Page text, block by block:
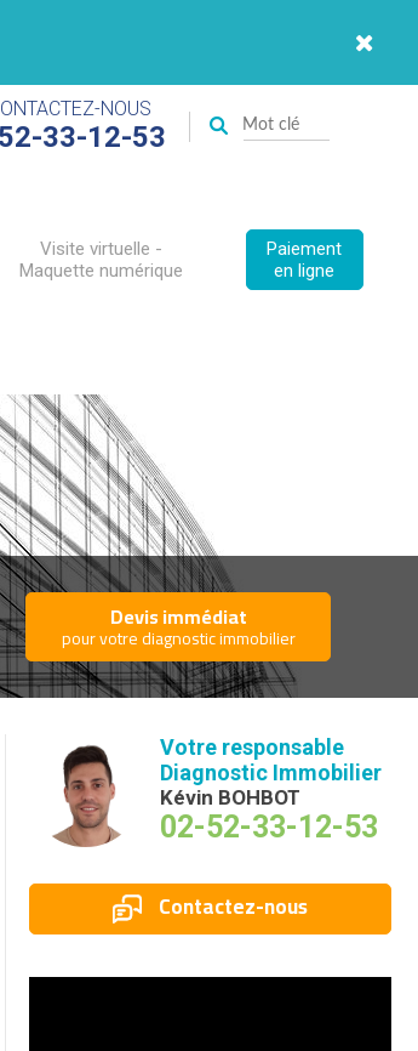
NOUS
33-12-53
Visite virtuelle -
Maquette numérique
Paiement
en ligne
Devis immédiat
pour votre diagnostic immobilier
Votre responsable
Diagnostic Immobilier
Kévin BOHBOT
02-52-33-12-53
Contactez-nous